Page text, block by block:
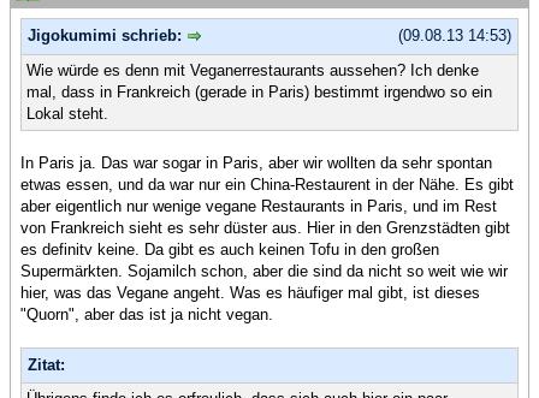
(09.08.13 14:53)
Jigokumimi schrieb:
Wie würde es denn mit Veganerrestaurants aussehen? Ich denke
mal, dass in Frankreich (gerade in Paris) bestimmt irgendwo so ein
Lokal steht.
In Paris ja. Das war sogar in Paris, aber wir wollten da sehr spontan
etwas essen, und da war nur ein China-Restaurent in der Nähe. Es gibt
aber eigentlich nur wenige vegane Restaurants in Paris, und im Rest
von Frankreich sieht es sehr düster aus. Hier in den Grenzstädten gibt
es definitv keine. Da gibt es auch keinen Tofu in den großen
Supermärkten. Sojamilch schon, aber die sind da nicht so weit wie wir
hier, was das Vegane angeht. Was es häufiger mal gibt, ist dieses
"Quorn", aber das ist ja nicht vegan.
Zitat: